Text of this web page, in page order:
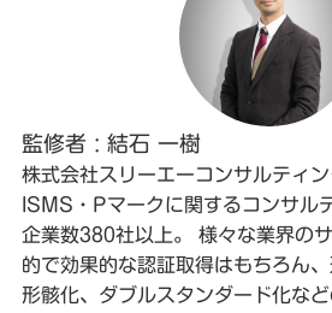
監修者 : 結石 一樹
株式会社スリーエーコンサルティ
ISMS・Pマークに関するコンサル
企業数380社以上。 様々な業界の
的で効果的な認証取得はもちろん
形骸化、ダブルスタンダード化な